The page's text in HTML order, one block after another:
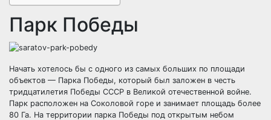
Парк Победы
Начать хотелось бы с одного из самых больших по площади
объектов — Парка Победы, который был заложен в честь
тридцатилетия Победы СССР в Великой отечественной войне.
Парк расположен на Соколовой горе и занимает площадь более
80 Га. На территории парка Победы под открытым небом